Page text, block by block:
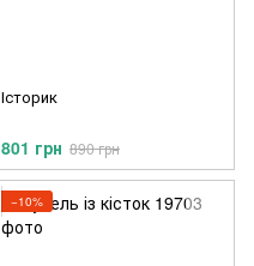
Історик
801 грн 890 грн
−10%